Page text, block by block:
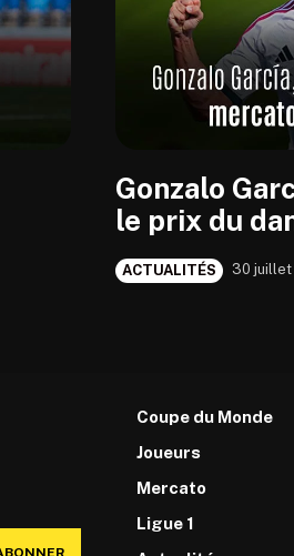
Gonzalo
le prix du
ACTUALITÉS 30
Coupe du Monde
Joueurs
Mercato
Ligue 1